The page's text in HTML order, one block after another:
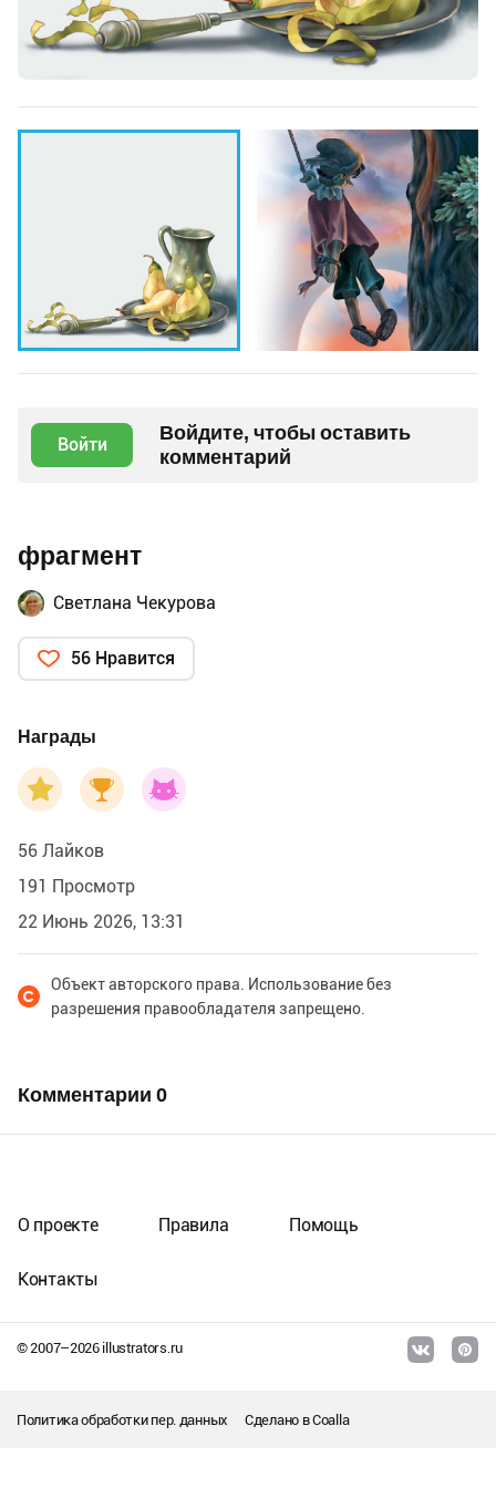
Войти
Войдите, чтобы оставить
комментарий
фрагмент
Светлана Чекурова
56 Нравится
Награды
56 Лайков
191 Просмотр
22 Июнь 2026, 13:31
Объект авторского права. Использование без
разрешения правообладателя запрещено.
Комментарии 0
© 2007–2026illustrators.ru
О проекте Правила Помощь
Контакты
Политика обработки пер. данных Сделано вCoalla